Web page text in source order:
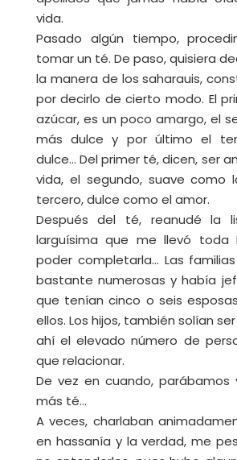
vida.
Pasado algún tiempo,
tomar un té. De paso, quisiera
la manera de los saharauis,
por decirlo de cierto modo. El
azúcar, es un poco amargo, el
más dulce y por último el
dulce… Del primer té, dicen, ser
vida, el segundo, suave como
tercero, dulce como el amor.
Después del té, reanudé la
larguísima que me llevó
poder completarla… Las
bastante numerosas y había
que tenían cinco o seis
ellos. Los hijos, también solían
ahí el elevado número de
que relacionar.
De vez en cuando,
más té…
A veces, charlaban
en hassanía y la verdad, me